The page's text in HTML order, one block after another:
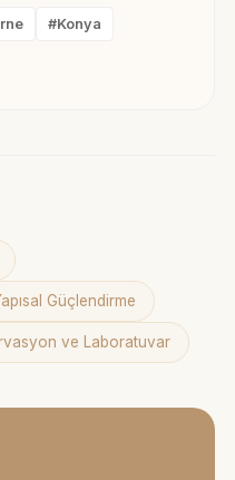
#Konya
Güçlendirme
ve Laboratuvar